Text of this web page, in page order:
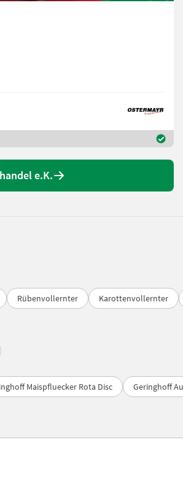
e.K.
Rübenvollernter Karottenvollernter
Maispfluecker Rota Disc
Geringhoff